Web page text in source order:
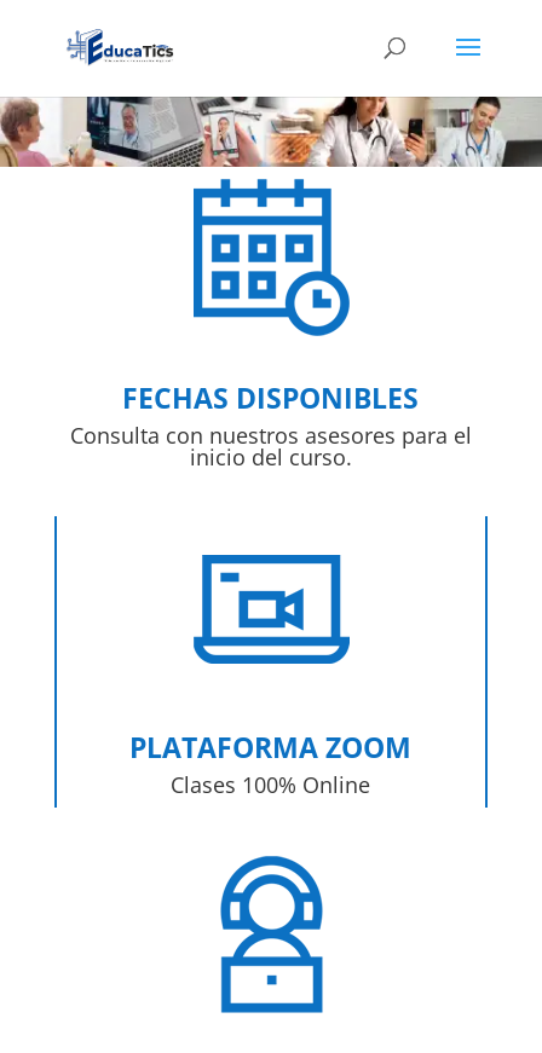
FECHAS DISPONIBLES
Consulta con nuestros asesores para el
inicio del curso.
PLATAFORMA ZOOM
Clases 100% Online